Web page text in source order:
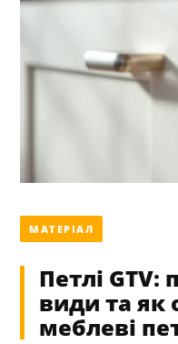
МАТЕРІАЛ
Петлі GTV:
види та як
меблеві